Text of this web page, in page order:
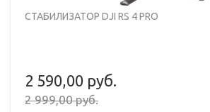
СТАБИЛИЗАТОР DJI RS 4 PRO
2 590,00 руб.
2 999,00 руб.